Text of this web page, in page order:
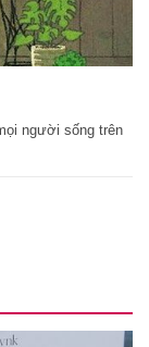
người sống trên